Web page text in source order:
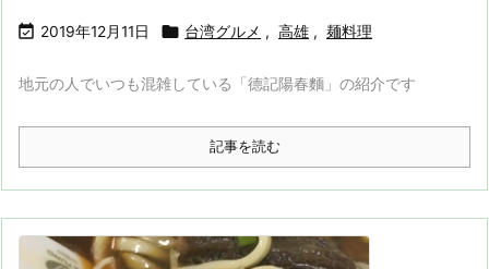
 2019年12月11日  台湾グルメ , 高雄 , 麺料理
地元の人でいつも混雑している「德記陽春麵」の紹介です
記事を読む